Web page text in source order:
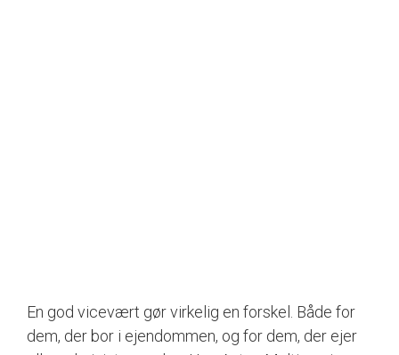
En god vicevært gør virkelig en forskel. Både for
dem, der bor i ejendommen, og for dem, der ejer